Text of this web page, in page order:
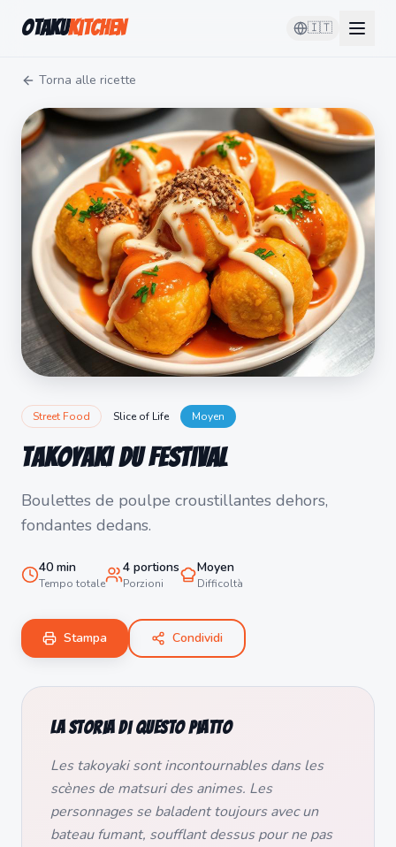
OtakuKitchen 🇮🇹
Torna alle ricette
Street Food Slice of Life Moyen
Takoyaki du Festival
Boulettes de poulpe croustillantes dehors,
fondantes dedans.
40 min
Tempo totale
4 portions
Porzioni
Moyen
Difficoltà
Stampa Condividi
La storia di questo piatto
Les takoyaki sont incontournables dans les
scènes de matsuri des animes. Les
personnages se baladent toujours avec un
bateau fumant, soufflant dessus pour ne pas